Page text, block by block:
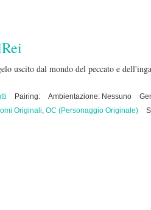
uscito dal mondo del peccato e
Pairing: Ambientazione: Nessuno
Originali, OC (Personaggio Originale)